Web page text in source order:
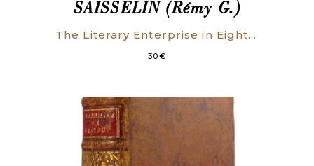
SAISSELIN (Rémy G.)
The Literary Enterprise in Eighteenth-Century France.
30€